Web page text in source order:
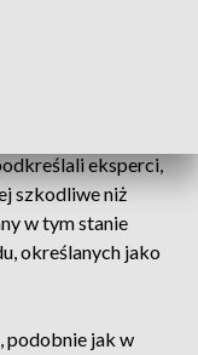
eksperci,
szkodliwe niż
w tym stanie
określanych jako
podobnie jak w